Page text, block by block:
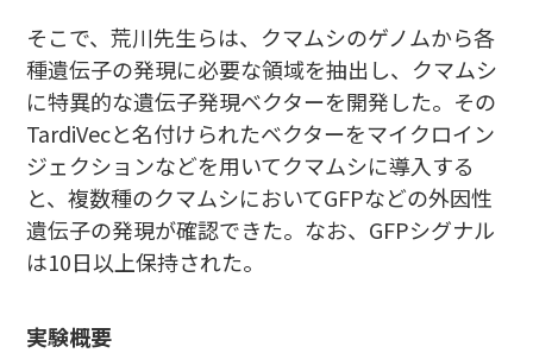
そこで、荒川先生らは、クマムシのゲノムから各
種遺伝子の発現に必要な領域を抽出し、クマムシ
に特異的な遺伝子発現ベクターを開発した。その
TardiVecと名付けられたベクターをマイクロイン
ジェクションなどを用いてクマムシに導入する
と、複数種のクマムシにおいてGFPなどの外因性
遺伝子の発現が確認できた。なお、GFPシグナル
は10日以上保持された。
実験概要